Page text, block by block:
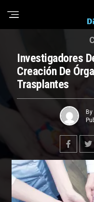
Investigadores
Creación De
Trasplantes
By